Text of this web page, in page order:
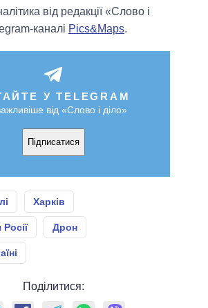
від редакції «Слово і
каналі Pics&Maps.
У TELEGRAM
від «Слово і діло»
Підписатися
Харків
Дрон
Поділитися: